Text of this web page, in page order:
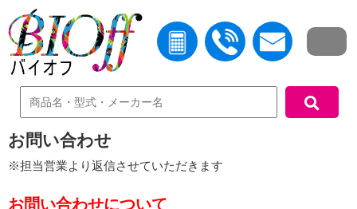
中古機器検索
お問い合わせ
※担当営業より返信させていただきます
お問い合わせについて